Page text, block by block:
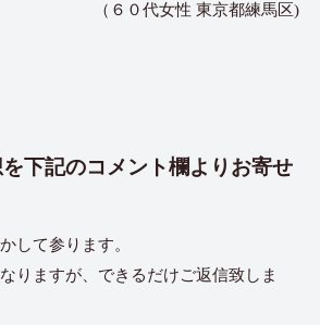
（６０代女性 東京都練馬区)
下記のコメント欄よりお寄せ
して参ります。
りますが、できるだけご返信致しま